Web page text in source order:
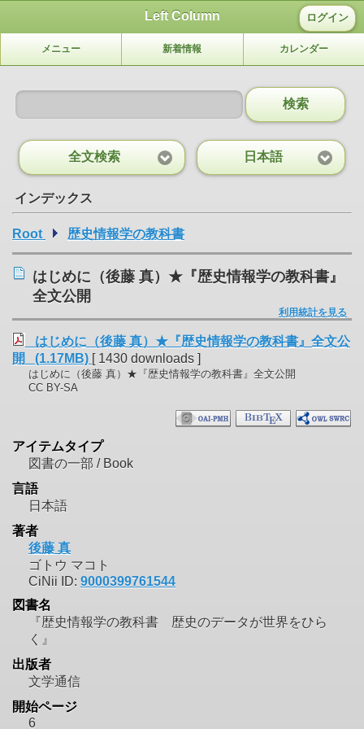
Left Column ログイン
メニュー 新着情報 カレンダー
検索
全文検索 日本語
インデックス
Root 歴史情報学の教科書
はじめに（後藤 真）★『歴史情報学の教科書』
全文公開
利用統計を見る
はじめに（後藤 真）★『歴史情報学の教科書』全文公
開 (1.17MB) [ 1430 downloads ]
はじめに（後藤 真）★『歴史情報学の教科書』全文公開
CC BY-SA
アイテムタイプ
図書の一部 / Book
言語
日本語
著者
後藤 真
ゴトウ マコト
CiNii ID: 9000399761544
図書名
『歴史情報学の教科書 歴史のデータが世界をひら
く』
出版者
文学通信
開始ページ
6